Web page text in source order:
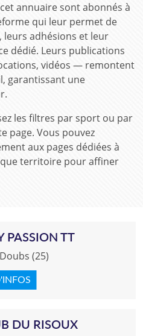
annuaire sont abonnés à
qui leur permet de
adhésions et leur
dédié. Leurs publications
vidéos — remontent
garantissant une
les filtres par sport ou par
page. Vous pouvez
aux pages dédiées à
territoire pour affiner
PASSION TT
Doubs (25)
DU RISOUX